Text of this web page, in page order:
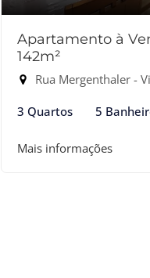
Apartamento à
142m²
Rua Mergenthaler -
3 Quartos 5
Mais informações